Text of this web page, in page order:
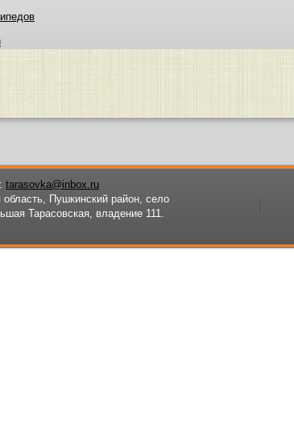
tarasovka@inbox.ru
область, Пушкинский район, село
Тарасовская, владение 111.